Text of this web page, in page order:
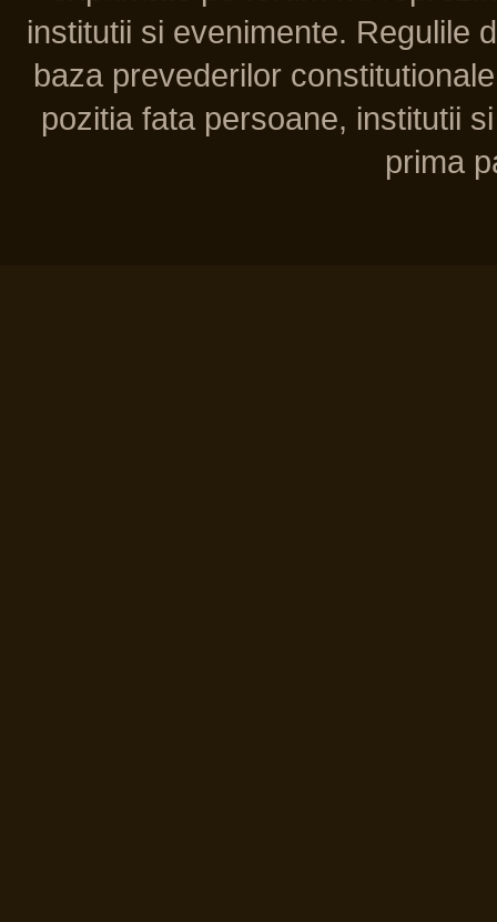
institutii si evenimente. Regulile
baza prevederilor
pozitia fata persoane, institutii
prima